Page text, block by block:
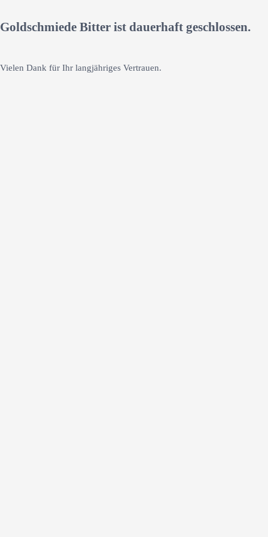
Goldschmiede Bitter ist dauerhaft geschlossen.
Vielen Dank für Ihr langjähriges Vertrauen.